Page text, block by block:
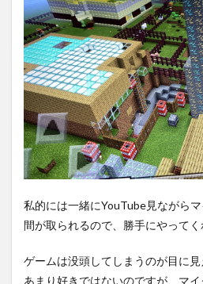
私的には一緒にYouTube見ながら
間が取られるので、勝手にやってく
ゲームは没頭してしまうのが目に
あまり好きではないのですが、マ